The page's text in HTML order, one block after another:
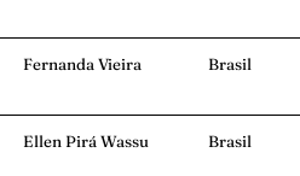
Fernanda Vieira Brasil
Ellen Pirá Wassu Brasil